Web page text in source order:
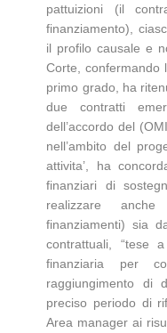
pattuizioni (il
finanziamento),
il profilo causale e
Corte, confermando
primo grado, ha
due contratti
dell’accordo del
nell’ambito del
attivita’, ha
finanziari di
realizzare
finanziamenti) sia
contrattuali, “tese
finanziaria per
raggiungimento di
preciso periodo di
Area manager ai